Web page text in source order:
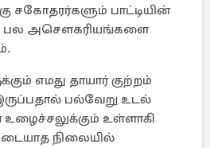
சகோதரர்களும் பாட்டியின்
பல அசௌகரியங்களை
எமது தாயார் குற்றம்
பல்வேறு உடல்
உள்ளாகி
நிலையில்